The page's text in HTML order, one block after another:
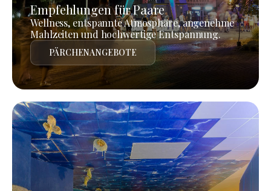
Empfehlungen für Paare
Wellness, entspannte Atmosphäre, angenehme
Mahlzeiten und hochwertige Entspannung.
PÄRCHENANGEBOTE